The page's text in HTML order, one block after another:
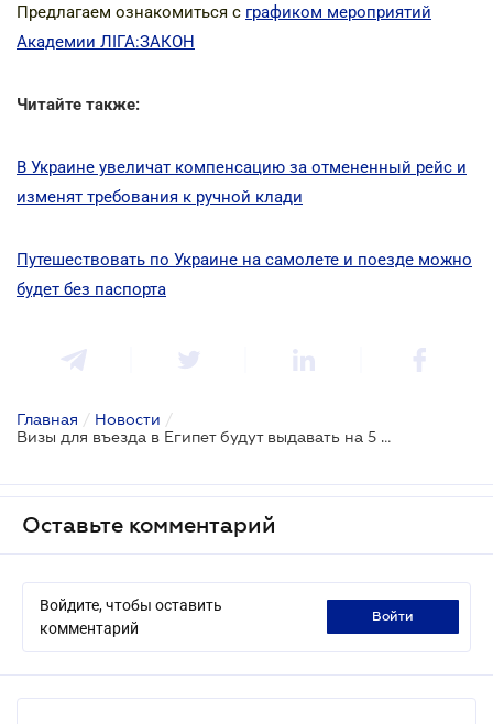
Предлагаем ознакомиться с графиком мероприятий
Академии ЛІГА:ЗАКОН
Читайте также:
В Украине увеличат компенсацию за отмененный рейс и
изменят требования к ручной клади
Путешествовать по Украине на самолете и поезде можно
будет без паспорта
Главная / Новости /
Визы для въезда в Египет будут выдавать на 5 лет
Оставьте комментарий
Войдите, чтобы оставить
комментарий
войти